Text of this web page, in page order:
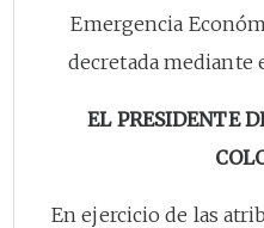
Emergencia
decretada mediante
EL PRESIDENTE
En ejercicio de las